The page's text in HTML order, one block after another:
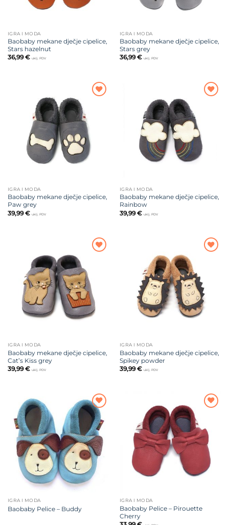
IGRA I MODA
Baobaby mekane dječje cipelice,
Stars hazelnut
36,99€ uklj. PDV
IGRA I MODA
Baobaby mekane dječje cipelice,
Stars grey
36,99€ uklj. PDV
IGRA I MODA
Baobaby mekane dječje cipelice,
Paw grey
39,99€ uklj. PDV
IGRA I MODA
Baobaby mekane dječje cipelice,
Rainbow
39,99€ uklj. PDV
IGRA I MODA
Baobaby mekane dječje cipelice,
Cat’s Kiss grey
39,99€ uklj. PDV
IGRA I MODA
Baobaby mekane dječje cipelice,
Spikey powder
39,99€ uklj. PDV
Dodajte
na listu
želja
IGRA I MODA
Baobaby Pelice – Buddy
na listu
želja
IGRA I MODA
Baobaby Pelice – Pirouette
Cherry